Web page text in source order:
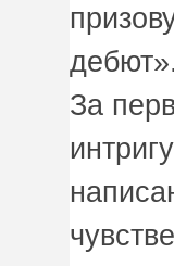
За